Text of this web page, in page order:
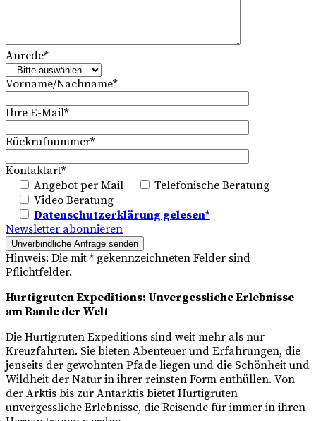
Anrede*
Vorname/Nachname*
Ihre E-Mail*
Rückrufnummer*
Kontaktart*
Angebot per Mail
Telefonische Beratung
Video Beratung
Datenschutzerklärung gelesen*
Newsletter abonnieren
Hinweis: Die mit * gekennzeichneten Felder sind
Pflichtfelder.
Hurtigruten Expeditions: Unvergessliche Erlebnisse
am Rande der Welt
Die Hurtigruten Expeditions sind weit mehr als nur
Kreuzfahrten. Sie bieten Abenteuer und Erfahrungen, die
jenseits der gewohnten Pfade liegen und die Schönheit und
Wildheit der Natur in ihrer reinsten Form enthüllen. Von
der Arktis bis zur Antarktis bietet Hurtigruten
unvergessliche Erlebnisse, die Reisende für immer in ihren